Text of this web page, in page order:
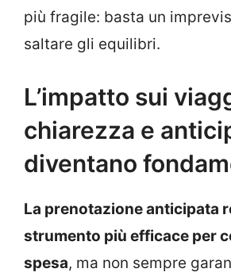
più fragile: basta un
saltare gli equilibri.
L’impatto sui
chiarezza e
diventano
La prenotazione anticipata
strumento più efficace per
spesa, ma non sempre